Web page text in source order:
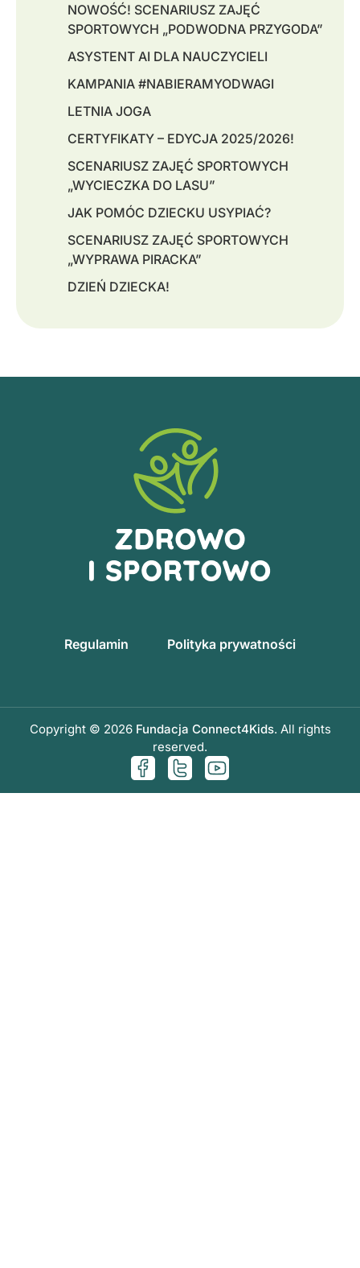
NOWOŚĆ! SCENARIUSZ ZAJĘĆ
SPORTOWYCH „PODWODNA PRZYGODA”
ASYSTENT AI DLA NAUCZYCIELI
KAMPANIA #NABIERAMYODWAGI
LETNIA JOGA
CERTYFIKATY – EDYCJA 2025/2026!
SCENARIUSZ ZAJĘĆ SPORTOWYCH
„WYCIECZKA DO LASU”
JAK POMÓC DZIECKU USYPIAĆ?
SCENARIUSZ ZAJĘĆ SPORTOWYCH
„WYPRAWA PIRACKA”
DZIEŃ DZIECKA!
Regulamin Polityka prywatności
Copyright © 2026 Fundacja Connect4Kids. All rights
reserved.